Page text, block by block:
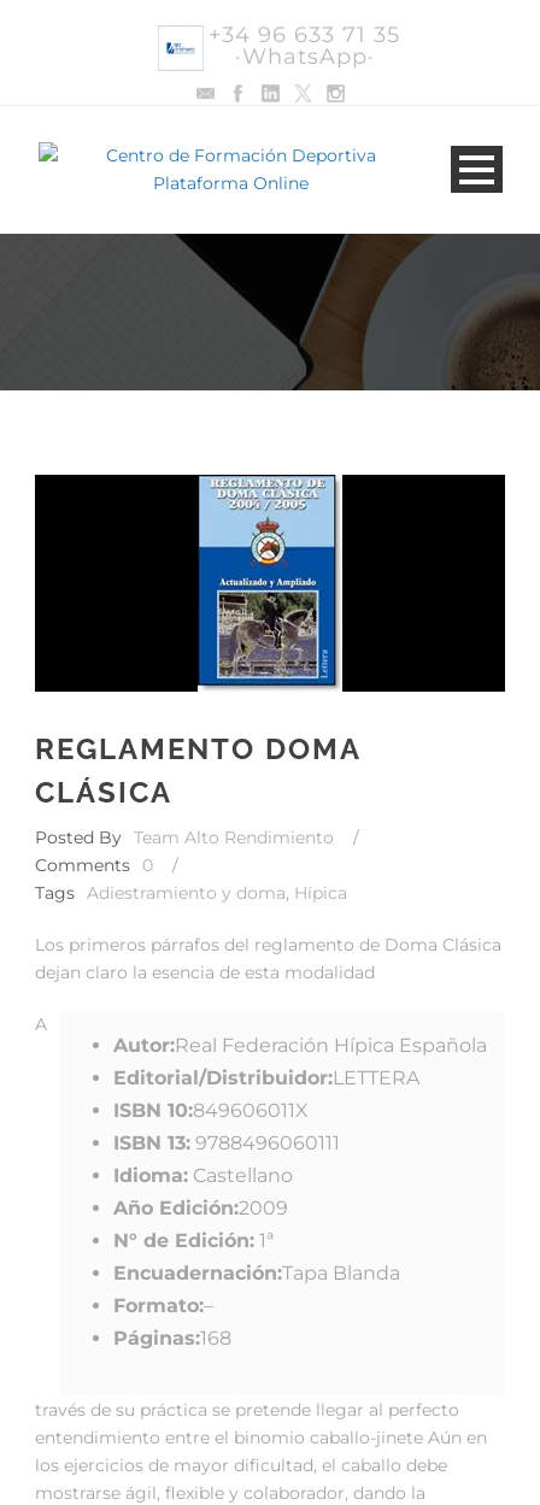
+34 96 633 71 35
·WhatsApp·
REGLAMENTO DOMA
CLÁSICA
Posted By Team Alto Rendimiento
/
Comments
0
/
Tags Adiestramiento y doma, Hípica
Los primeros párrafos del reglamento de Doma Clásica
dejan claro la esencia de esta modalidad
Autor:Real Federación Hípica Española
Editorial/Distribuidor:LETTERA
ISBN 10:849606011X
ISBN 13: 9788496060111
Idioma: Castellano
Año Edición:2009
N° de Edición: 1ª
Encuadernación:Tapa Blanda
Formato:–
Páginas:168
A
través de su práctica se pretende llegar al perfecto
entendimiento entre el binomio caballo-jinete Aún en
los ejercicios de mayor dificultad, el caballo debe
mostrarse ágil, flexible y colaborador, dando la